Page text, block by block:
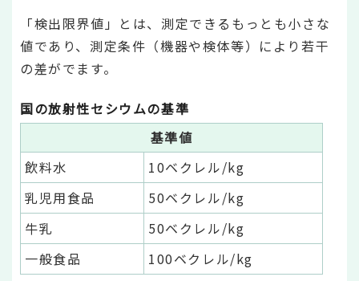
「検出限界値」とは、測定できるもっとも小さな
値であり、測定条件（機器や検体等）により若干
の差がでます。
国の放射性セシウムの基準
基準値
飲料水
10ベクレル/kg
乳児用食品
50ベクレル/kg
牛乳
50ベクレル/kg
一般食品
100ベクレル/kg